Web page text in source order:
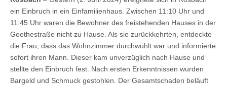
ein Einbruch in ein Einfamilienhaus. Zwischen 11:10 Uhr und
11:45 Uhr waren die Bewohner des freistehenden Hauses in der
Goethestraße nicht zu Hause. Als sie zurückkehrten, entdeckte
die Frau, dass das Wohnzimmer durchwühlt war und informierte
sofort ihren Mann. Dieser kam unverzüglich nach Hause und
stellte den Einbruch fest. Nach ersten Erkenntnissen wurden
Bargeld und Schmuck gestohlen. Der Gesamtschaden beläuft